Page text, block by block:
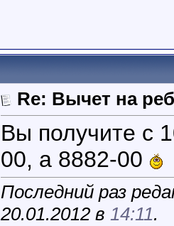
Re: Вычет на
Вы получите с
00, а 8882-00
Последний раз
20.01.2012 в 14:11.